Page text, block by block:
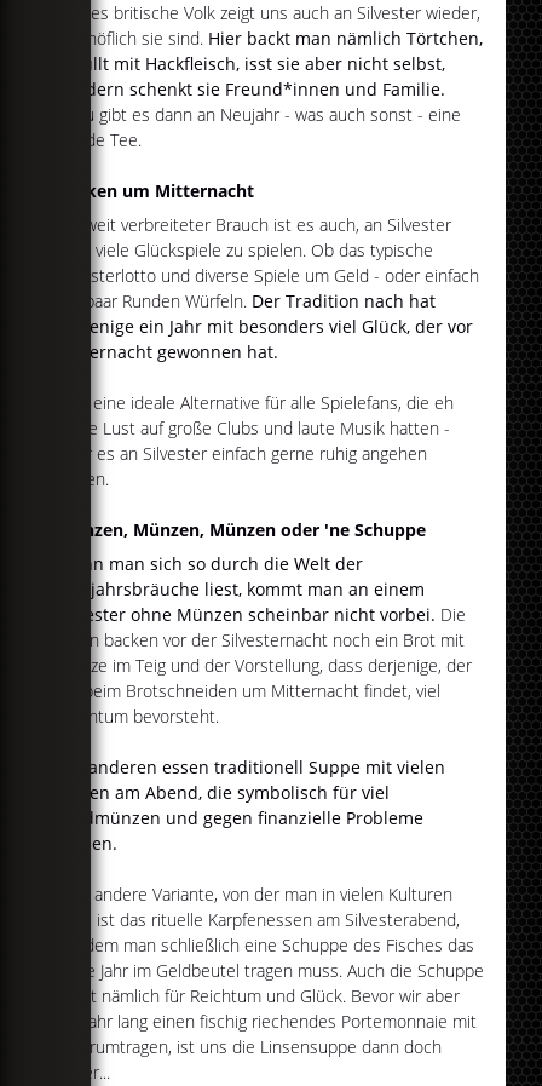
Dieses britische Volk zeigt uns auch an Silvester wieder,
wie höflich sie sind. Hier backt man nämlich Törtchen,
gefüllt mit Hackfleisch, isst sie aber nicht selbst,
sondern schenkt sie Freund*innen und Familie.
Dazu gibt es dann an Neujahr - was auch sonst - eine
Runde Tee.
Zocken um Mitternacht
Ein weit verbreiteter Brauch ist es auch, an Silvester
ganz viele Glückspiele zu spielen. Ob das typische
Silvesterlotto und diverse Spiele um Geld - oder einfach
ein paar Runden Würfeln. Der Tradition nach hat
derjenige ein Jahr mit besonders viel Glück, der vor
Mitternacht gewonnen hat.
Also eine ideale Alternative für alle Spielefans, die eh
keine Lust auf große Clubs und laute Musik hatten -
oder es an Silvester einfach gerne ruhig angehen
lassen.
Münzen, Münzen, Münzen oder 'ne Schuppe
Wenn man sich so durch die Welt der
Neujahrsbräuche liest, kommt man an einem
Silvester ohne Münzen scheinbar nicht vorbei. Die
einen backen vor der Silvesternacht noch ein Brot mit
Münze im Teig und der Vorstellung, dass derjenige, der
sie beim Brotschneiden um Mitternacht findet, viel
Reichtum bevorsteht.
Die anderen essen traditionell Suppe mit vielen
Linsen am Abend, die symbolisch für viel
Geldmünzen und gegen finanzielle Probleme
stehen.
Eine andere Variante, von der man in vielen Kulturen
hört, ist das rituelle Karpfenessen am Silvesterabend,
bei dem man schließlich eine Schuppe des Fisches das
neue Jahr im Geldbeutel tragen muss. Auch die Schuppe
steht nämlich für Reichtum und Glück. Bevor wir aber
ein Jahr lang einen fischig riechendes Portemonnaie mit
uns rumtragen, ist uns die Linsensuppe dann doch
lieber...